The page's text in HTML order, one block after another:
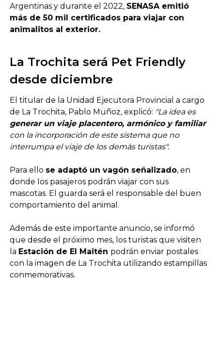
Argentinas y durante el 2022, SENASA emitió
más de 50 mil certificados para viajar con
animalitos al exterior.
La Trochita será Pet Friendly
desde diciembre
El titular de la Unidad Ejecutora Provincial a cargo
de La Trochita, Pablo Muñoz, explicó: "La idea es
generar un viaje placentero, armónico y familiar
con la incorporación de este sistema que no
interrumpa el viaje de los demás turistas".
Para ello se adaptó un vagón señalizado, en
donde los pasajeros podrán viajar con sus
mascotas. El guarda será el responsable del buen
comportamiento del animal.
Además de este importante anuncio, se informó
que desde el próximo mes, los turistas que visiten
la Estación de El Maitén podrán enviar postales
con la imagen de La Trochita utilizando estampillas
conmemorativas.